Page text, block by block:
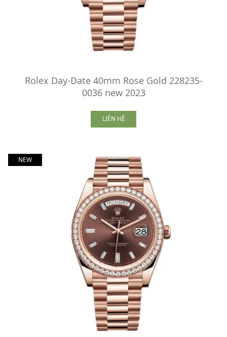
Rolex Day-Date 40mm Rose Gold 228235-
0036 new 2023
LIÊN HỆ
NEW